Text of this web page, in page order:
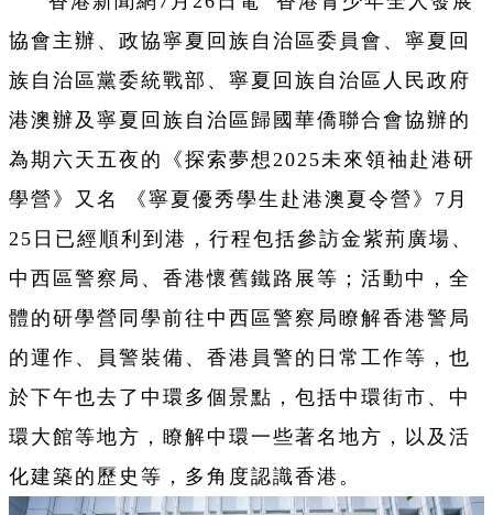
協會主辦、政協寧夏回族自治區委員會、寧夏回
族自治區黨委統戰部、寧夏回族自治區人民政府
港澳辦及寧夏回族自治區歸國華僑聯合會協辦的
為期六天五夜的《探索夢想2025未來領袖赴港研
學營》又名 《寧夏優秀學生赴港澳夏令營》 7月
25日 已經順利到港，行程包括參訪金紫荊廣場、
中西區警察局、香港懷舊鐵路展等；活動中，全
體的研學營同學前往中西區警察局瞭解香港警局
的運作、員警裝備、香港員警的日常工作等，也
於下午也去了中環多個景點，包括中環街市、中
環大館等地方，瞭解中環一些著名地方，以及活
化建築的歷史等，多角度認識香港。